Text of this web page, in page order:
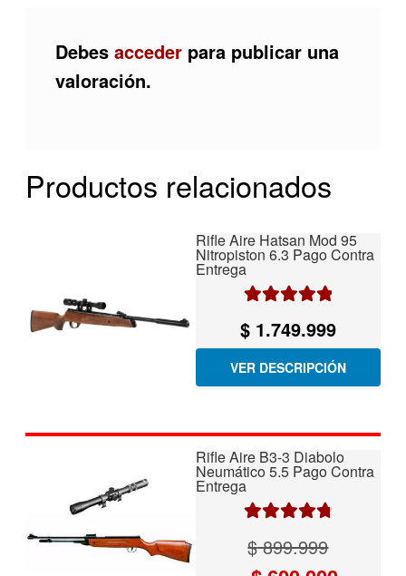
Debes accederpara publicar una
valoración.
Productos relacionados
Rifle Aire Hatsan Mod 95
Nitropiston 6.3 Pago Contra
Entrega
$1.749.999
VER DESCRIPCIÓN
Rifle Aire B3-3 Diabolo
Neumático 5.5 Pago Contra
Entrega
con4.86 de
$899.999